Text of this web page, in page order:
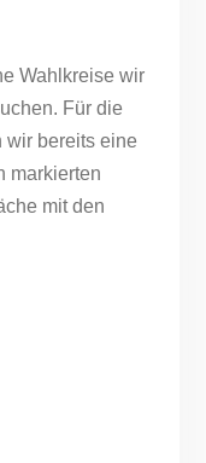
Wahlkreise wir
Für die
wir bereits eine
markierten
mit den